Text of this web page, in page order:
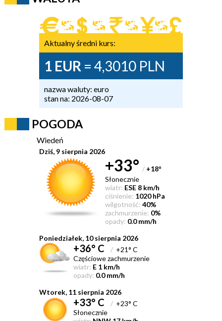
Aktualny średni kurs:
1 EUR = 4,3010 PLN
nazwa waluty: euro
stan na: 2026-08-07
POGODA
Wiedeń
Dziś, 9 sierpnia 2026
+33° / +18°
Słonecznie
wiatr: ESE 8 km/h
ciśnienie: 1020 hPa
wilgotność: 40%
zachmurzenie: 0%
opady: 0.0 mm/h
Poniedziałek, 10 sierpnia 2026
+36° C /+21° C
Częściowe zachmurzenie
wiatr: E 1 km/h
opady: 0.0 mm/h
Wtorek, 11 sierpnia 2026
+33° C /+23° C
Słonecznie